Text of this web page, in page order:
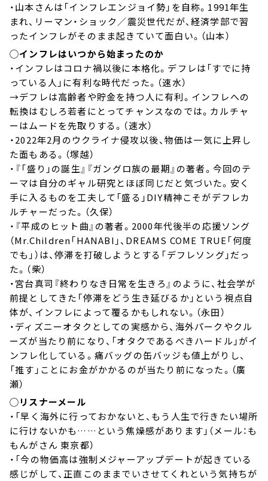
・山本さんは「インフレエンジョイ勢」を自称。1991年生
まれ、リーマン・ショック／震災世代だが、経済学部で習
ったインフレがそのまま起きていて面白い。（山本）
◯インフレはいつから始まったのか
・インフレはコロナ禍以後に本格化。デフレは「すでに持
っている人」に有利な時代だった。（速水）
→デフレは高齢者や貯金を持つ人に有利。インフレへの
転換はむしろ若者にとってチャンスなのでは。カルチャ
ーはムードを先取りする。（速水）
・2022年2月のウクライナ侵攻以後、物価は一気に上昇し
た面もある。（塚越）
・『「盛り」の誕生』『ガングロ族の最期』の著者。今回のテ
ーマは自分のギャル研究とほぼ同じだと気づいた。安く
手に入るものを工夫して「盛る」DIY精神こそがデフレカ
ルチャーだった。（久保）
・『平成のヒット曲』の著者。2000年代後半の応援ソング
（Mr.Children「HANABI」、DREAMS COME TRUE「何度
でも」）は、停滞を打破しようとする「デフレソング」だっ
た。（柴）
・宮台真司『終わりなき日常を生きろ』のように、社会学が
前提としてきた「停滞をどう生き延びるか」という視点自
体が、インフレによって覆るかもしれない。（永田）
・ディズニーオタクとしての実感から、海外パークやクル
ーズが当たり前になり、「オタクであるべきハードル」がイ
ンフレ化している。痛バッグの缶バッジも値上がりし、
「推す」ことにお金がかかるのが当たり前になった。（廣
瀬）
◯リスナーメール
・「早く海外に行っておかないと、もう人生で行きたい場所
に行けないかも……という焦燥感があります」（メール：も
もんがさん 東京都）
・「今の物価高は強制メジャーアップデートが起きている
感じがして、正直このままでいさせてくれという気持ちが